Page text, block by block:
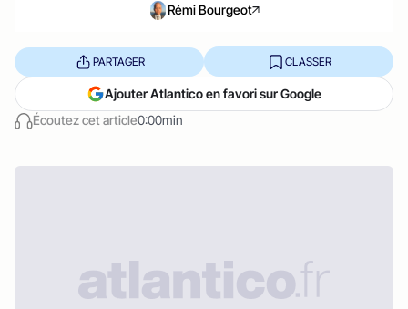
Rémi Bourgeot
Écoutez cet article0:00min
PARTAGER CLASSER
Ajouter Atlantico en favori sur Google